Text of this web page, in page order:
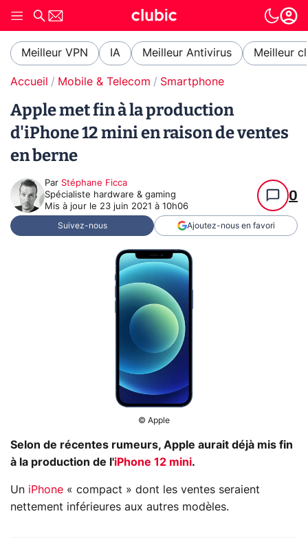
Meilleur VPN IA Meilleur Antivirus Meilleur
Accueil Mobile & Telecom Smartphone
Apple met fin à la production
d'iPhone 12 mini en raison de ventes
en berne
Par Stéphane Ficca
Spécialiste hardware & gaming
Mis à jour le 23 juin 2021 à 10h06
0
Suivez-nous Ajoutez-nous en favori
© Apple
Selon de récentes rumeurs, Apple aurait déjà mis fin
à la production de l'iPhone 12 mini.
Un iPhone « compact » dont les ventes seraient
nettement inférieures aux autres modèles.